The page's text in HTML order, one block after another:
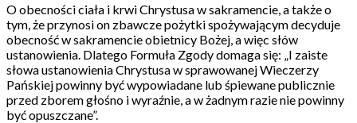
O obecności ciała i krwi Chrystusa w sakramencie, a także o
tym, że przynosi on zbawcze pożytki spożywającym decyduje
obecność w sakramencie obietnicy Bożej, a więc słów
ustanowienia. Dlatego Formuła Zgody domaga się: „I zaiste
słowa ustanowienia Chrystusa w sprawowanej Wieczerzy
Pańskiej powinny być wypowiadane lub śpiewane publicznie
przed zborem głośno i wyraźnie, a w żadnym razie nie powinny
być opuszczane”.